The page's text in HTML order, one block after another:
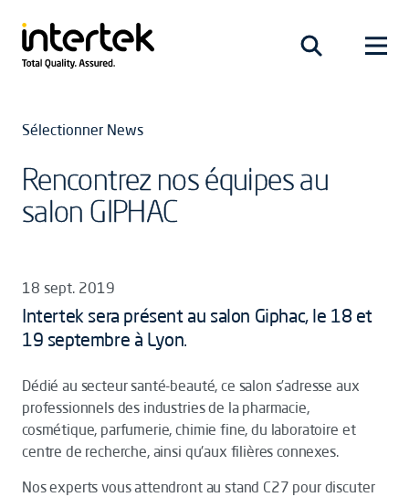
Sélectionner News
Rencontrez nos équipes au
salon GIPHAC
18 sept. 2019
Intertek sera présent au salon Giphac, le 18 et
19 septembre à Lyon.
Dédié au secteur santé-beauté, ce salon s’adresse aux
professionnels des industries de la pharmacie,
cosmétique, parfumerie, chimie fine, du laboratoire et
centre de recherche, ainsi qu'aux filières connexes.
Nos experts vous attendront au stand C27 pour discuter